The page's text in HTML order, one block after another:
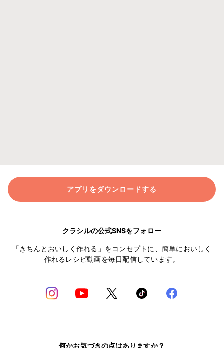
アプリをダウンロードする
クラシルの公式SNSをフォロー
「きちんとおいしく作れる」をコンセプトに、簡単においしく
作れるレシピ動画を毎日配信しています。
何かお気づきの点はありますか？